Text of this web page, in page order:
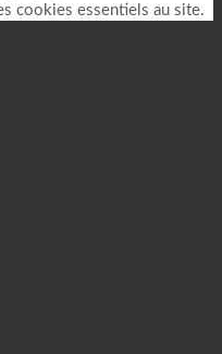
cookies essentiels au site.